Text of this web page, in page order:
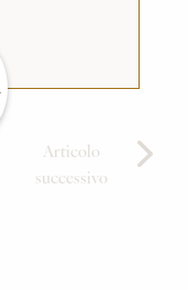
Articolo
successivo